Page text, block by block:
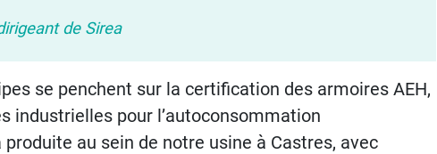
de Sirea
se penchent sur la certification des armoires AEH,
industrielles pour l’autoconsommation
au sein de notre usine à Castres, avec